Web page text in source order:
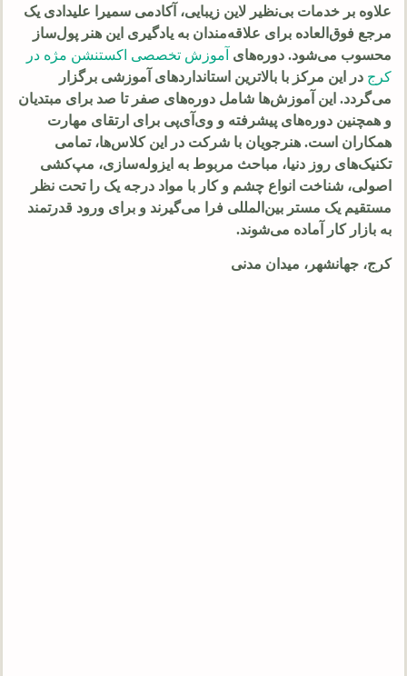
علاوه بر خدمات بی‌نظیر لاین زیبایی، آکادمی سمیرا علیدادی یک
مرجع فوق‌العاده برای علاقه‌مندان به یادگیری این هنر پول‌ساز
محسوب می‌شود. دوره‌های آموزش تخصصی اکستنشن مژه در
کرج در این مرکز با بالاترین استانداردهای آموزشی برگزار
می‌گردد. این آموزش‌ها شامل دوره‌های صفر تا صد برای مبتدیان
و همچنین دوره‌های پیشرفته و وی‌آی‌پی برای ارتقای مهارت
همکاران است. هنرجویان با شرکت در این کلاس‌ها، تمامی
تکنیک‌های روز دنیا، مباحث مربوط به ایزوله‌سازی، مپ‌کشی
اصولی، شناخت انواع چشم و کار با مواد درجه یک را تحت نظر
مستقیم یک مستر بین‌المللی فرا می‌گیرند و برای ورود قدرتمند
به بازار کار آماده می‌شوند.
کرج، جهانشهر، میدان مدنی